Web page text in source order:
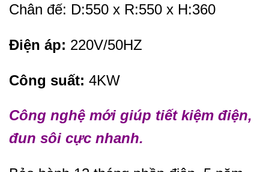
Chân đế: D:550 x R:550 x H:360
Điện áp: 220V/50HZ
Công suất: 4KW
Công nghệ mới giúp tiết kiệm điện,
đun sôi cực nhanh.